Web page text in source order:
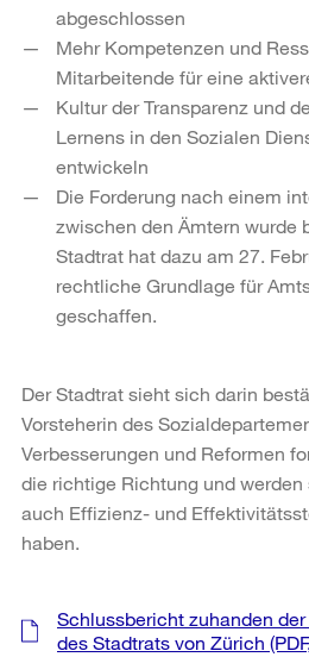
abgeschlossen
Mehr Kompetenzen und
Mitarbeitende für eine
Kultur der Transparenz und
Lernens in den Sozialen
entwickeln
Die Forderung nach einem
zwischen den Ämtern wurde
Stadtrat hat dazu am 27.
rechtliche Grundlage für
geschaffen.
Der Stadtrat sieht sich darin
Vorsteherin des
Verbesserungen und Reformen
die richtige Richtung und
auch Effizienz- und
haben.
Weitere
Informationen
Schlussbericht zuhanden
des Stadtrats von Zürich